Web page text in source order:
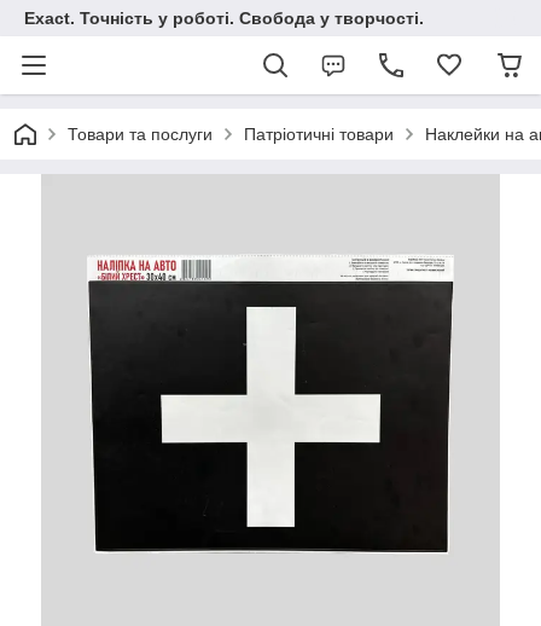
Exact. Точність у роботі. Свобода у творчості.
Товари та послуги Патріотичні товари Наклейки на